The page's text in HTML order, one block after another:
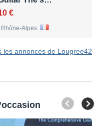
€
, Rhône-Alpes
les annonces de Lougree42